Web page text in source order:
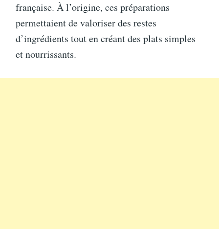
française. À l’origine, ces préparations
permettaient de valoriser des restes
d’ingrédients tout en créant des plats simples
et nourrissants.